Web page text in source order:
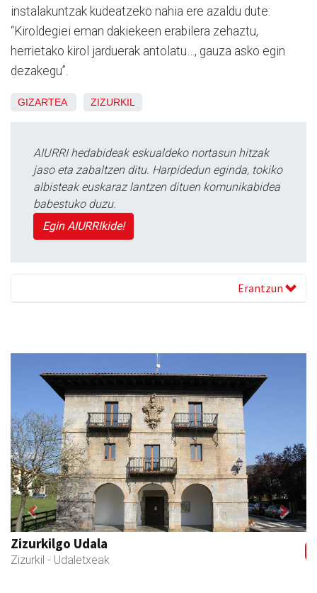
instalakuntzak kudeatzeko nahia ere azaldu dute:
“Kiroldegiei eman dakiekeen erabilera zehaztu,
herrietako kirol jarduerak antolatu…, gauza asko egin
dezakegu”.
GIZARTEA ZIZURKIL
AIURRI hedabideak eskualdeko nortasun hitzak
jaso eta zabaltzen ditu. Harpidedun eginda, tokiko
albisteak euskaraz lantzen dituen komunikabidea
babestuko duzu.
Egin AIURRIkide!
Erantzun
Zizurkilgo Udala
Zizurkil - Udaletxeak
Previous Next